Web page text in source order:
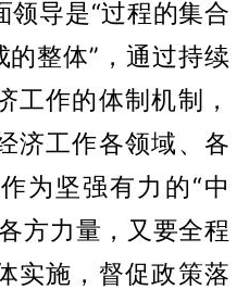
领导是“过程的集合
的整体”，通过持续
工作的体制机制，
济工作各领域、各
为坚强有力的“中
方力量，又要全程
实施，督促政策落